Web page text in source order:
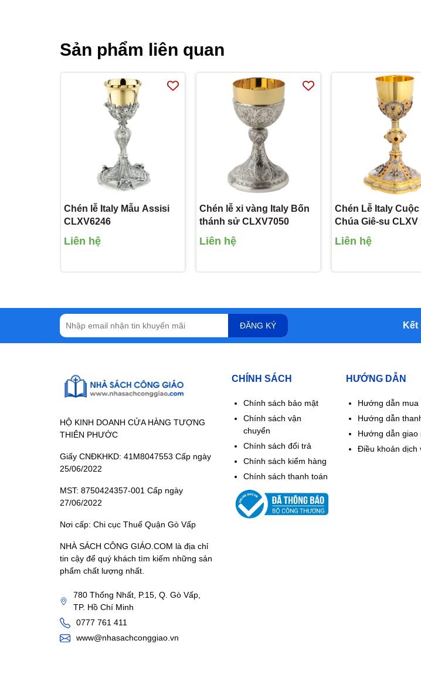
Sản phẩm liên quan
Chén lễ Italy Mẫu Assisi
CLXV6246
Liên hệ
Chén lễ xi vàng Italy Bốn
thánh sử CLXV7050
Liên hệ
Chén Lễ Italy
Chúa Giê-su CLXV
Liên hệ
ĐĂNG KÝ
HỘ KINH DOANH CỬA HÀNG TƯỢNG
THIÊN PHƯỚC
Giấy CNĐKHKD: 41M8047553 Cấp ngày
25/06/2022
MST: 8750424357-001 Cấp ngày
27/06/2022
Nơi cấp: Chi cục Thuế Quận Gò Vấp
NHÀ SÁCH CÔNG GIÁO.COM là địa chỉ
tin cậy để quý khách tìm kiếm những sản
phẩm chất lượng nhất.
780 Thống Nhất, P.15, Q. Gò Vấp,
TP. Hồ Chí Minh
0777 761 411
www@nhasachconggiao.vn
CHÍNH SÁCH
Chính sách bảo mật
Chính sách vận
chuyển
Chính sách đổi trả
Chính sách kiểm hàng
Chính sách thanh toán
HƯỚNG DẪN
Hướng dẫn mua
Hướng dẫn
Hướng dẫn giao
Điều khoản dịch